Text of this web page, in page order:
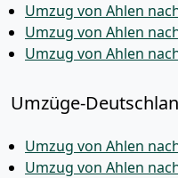
Umzug von Ahlen
Umzug von Ahlen
Umzug von Ahlen
Umzüge-
Umzug von Ahlen
Umzug von Ahlen